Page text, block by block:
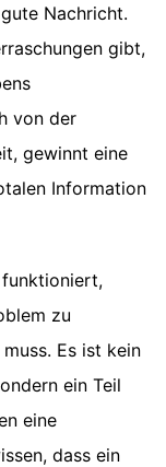
Nachricht.
gibt,
von der
gewinnt eine
Information
zu
Es ist kein
ein Teil
eine
dass ein